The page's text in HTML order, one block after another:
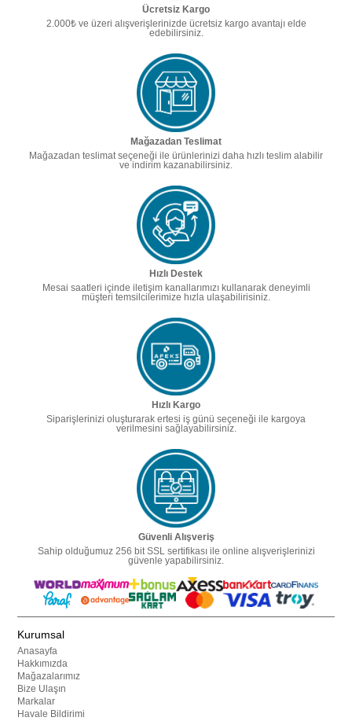
Ücretsiz Kargo
2.000₺ ve üzeri alışverişlerinizde ücretsiz kargo avantajı elde
edebilirsiniz.
Mağazadan Teslimat
Mağazadan teslimat seçeneği ile ürünlerinizi daha hızlı teslim alabilir
ve indirim kazanabilirsiniz.
Hızlı Destek
Mesai saatleri içinde iletişim kanallarımızı kullanarak deneyimli
müşteri temsilcilerimize hızla ulaşabilirisiniz.
Hızlı Kargo
Siparişlerinizi oluşturarak ertesi iş günü seçeneği ile kargoya
verilmesini sağlayabilirsiniz.
Güvenli Alışveriş
Sahip olduğumuz 256 bit SSL sertifikası ile online alışverişlerinizi
güvenle yapabilirsiniz.
Kurumsal
Anasayfa
Hakkımızda
Mağazalarımız
Bize Ulaşın
Markalar
Havale Bildirimi